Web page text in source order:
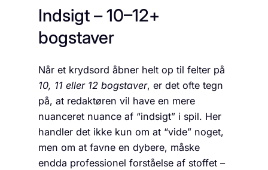
Indsigt – 10–12+
bogstaver
Når et krydsord åbner helt op til felter på
10, 11 eller 12 bogstaver, er det ofte tegn
på, at redaktøren vil have en mere
nuanceret nuance af “indsigt” i spil. Her
handler det ikke kun om at “vide” noget,
men om at favne en dybere, måske
endda professionel forståelse af stoffet –